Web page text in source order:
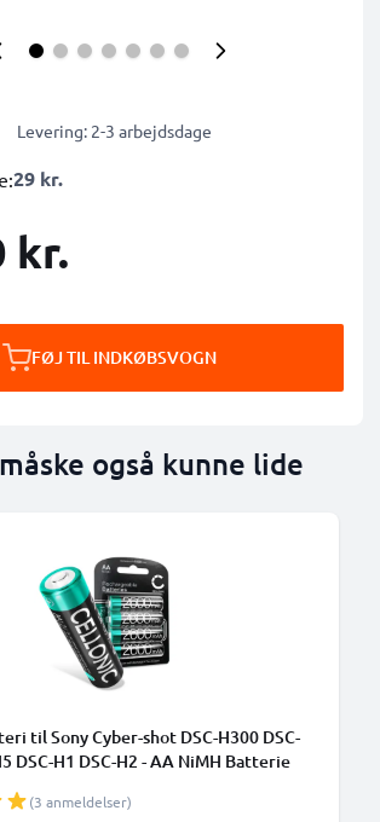
Levering: 2-3 arbejdsdage
29 kr.
kr.
FØJ TIL INDKØBSVOGN
også kunne lide
til Sony Cyber-shot DSC-H300 DSC-
DSC-H1 DSC-H2 - AA NiMH Batterie
til kamera
(3 anmeldelser)